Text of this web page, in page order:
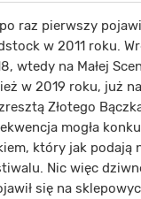
po raz pierwszy
w 2011 roku.
wtedy na Małej
w 2019 roku, już
Złotego
mogła
który jak podają
Nic więc
się na